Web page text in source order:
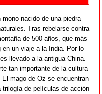
nacido de una piedra
Tras rebelarse contra
de 500 años, que más
en un viaje a la India. Por lo
llevado a la antigua China.
tan importante de la cultura
mago de Oz se encuentran
trilogía de películas de acción